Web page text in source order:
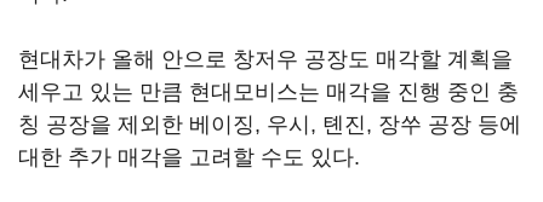
현대차가 올해 안으로 창저우 공장도 매각할 계획을
세우고 있는 만큼 현대모비스는 매각을 진행 중인 충
칭 공장을 제외한 베이징, 우시, 톈진, 장쑤 공장 등에
대한 추가 매각을 고려할 수도 있다.